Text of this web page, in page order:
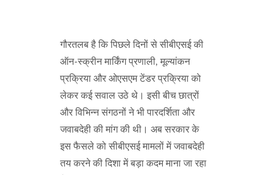
गौरतलब है कि पिछले दिनों से सीबीएसई की
ऑन-स्क्रीन मार्किंग प्रणाली, मूल्यांकन
प्रक्रिया और ओएसएम टेंडर प्रक्रिया को
लेकर कई सवाल उठे थे। इसी बीच छात्रों
और विभिन्न संगठनों ने भी पारदर्शिता और
जवाबदेही की मांग की थी। अब सरकार के
इस फैसले को सीबीएसई मामलों में जवाबदेही
तय करने की दिशा में बड़ा कदम माना जा रहा